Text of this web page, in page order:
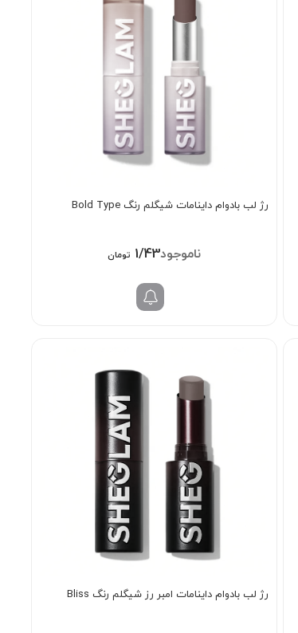
رژ لب بادوام داینامات شیگلم رنگ Bold Type
1/438/000 تومان
رژ لب بادوام داینامات امبر رز شیگلم رنگ Bliss